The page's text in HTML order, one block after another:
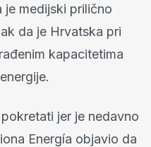
je medijski prilično
da je Hrvatska pri
kapacitetima
jer je nedavno
Energía objavio da